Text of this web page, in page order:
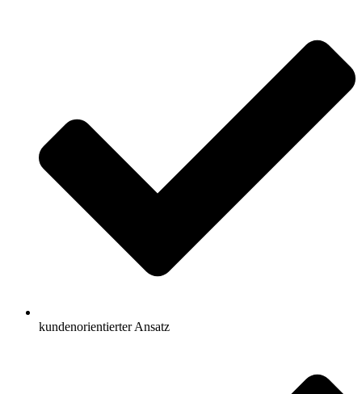
kundenorientierter Ansatz